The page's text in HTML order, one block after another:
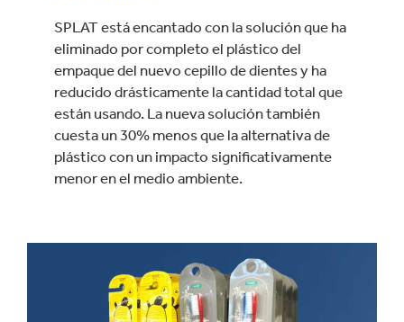
SPLAT está encantado con la solución que ha
eliminado por completo el plástico del
empaque del nuevo cepillo de dientes y ha
reducido drásticamente la cantidad total que
están usando. La nueva solución también
cuesta un 30% menos que la alternativa de
plástico con un impacto significativamente
menor en el medio ambiente.